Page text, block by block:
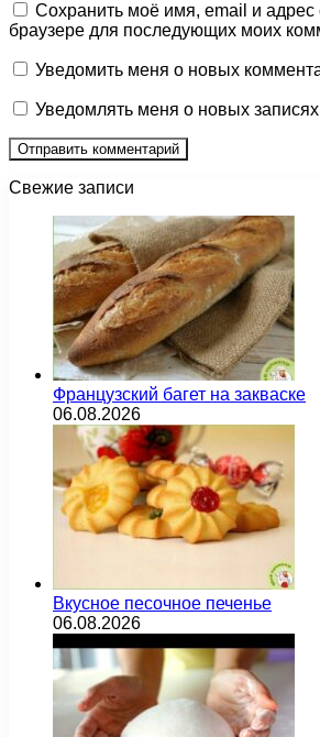
Сохранить моё имя, email и адрес
браузере для последующих моих
Уведомить меня о новых
Уведомлять меня о новых записях
Свежие записи
Французский багет на закваске
06.08.2026
Вкусное песочное печенье
06.08.2026